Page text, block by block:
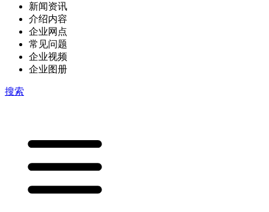
新闻资讯
介绍内容
企业网点
常见问题
企业视频
企业图册
搜索